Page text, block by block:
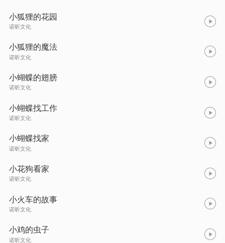
小狐狸的花园
诺昕文化
小狐狸的魔法
诺昕文化
小蝴蝶的翅膀
诺昕文化
小蝴蝶找工作
诺昕文化
小蝴蝶找家
诺昕文化
小花狗看家
诺昕文化
小火车的故事
诺昕文化
小鸡的虫子
诺昕文化